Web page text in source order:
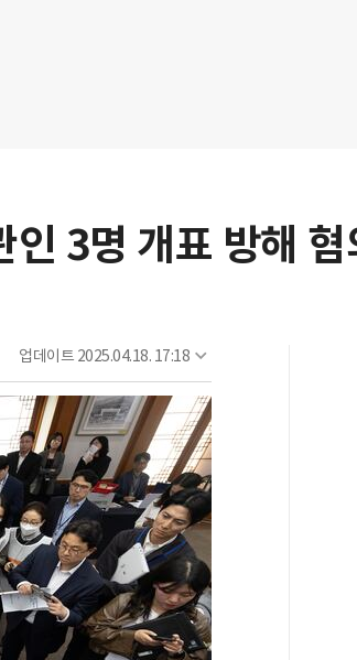
3명 개표 방해
업데이트 2025.04.18. 17:18